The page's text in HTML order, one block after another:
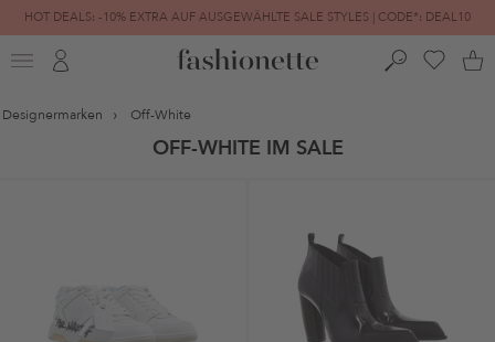
HOT DEALS: -10% EXTRA AUF AUSGEWÄHLTE SALE STYLES | CODE*: DEAL10
FINAL SALE | BIS ZU -80% REDUZIERT
Designermarken Off-White
OFF-WHITE IM SALE